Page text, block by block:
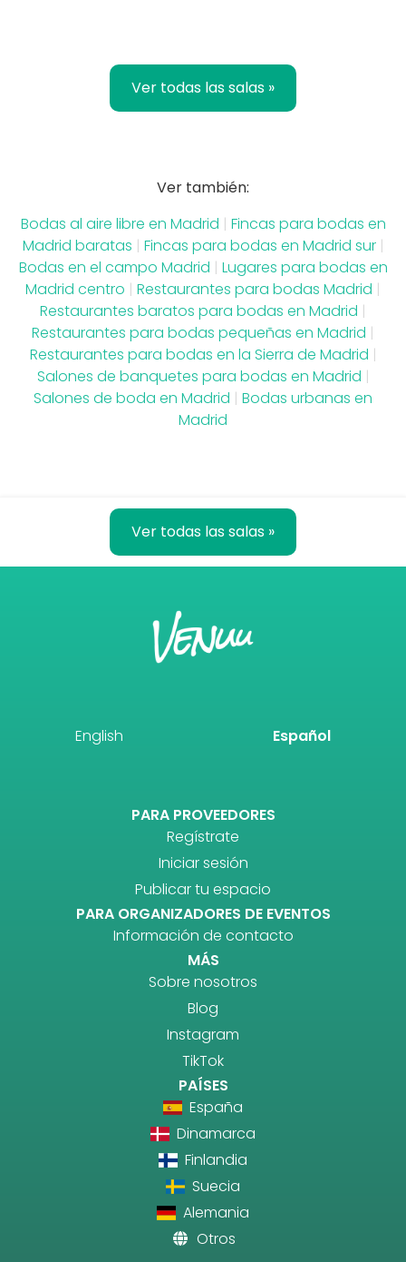
Ver todas las salas »
Ver también:
Bodas al aire libre en Madrid | Fincas para bodas en
Madrid baratas | Fincas para bodas en Madrid sur |
Bodas en el campo Madrid | Lugares para bodas en
Madrid centro | Restaurantes para bodas Madrid |
Restaurantes baratos para bodas en Madrid |
Restaurantes para bodas pequeñas en Madrid |
Restaurantes para bodas en la Sierra de Madrid |
Salones de banquetes para bodas en Madrid |
Salones de boda en Madrid | Bodas urbanas en
Madrid
Ver todas las salas »
English Español
PARA PROVEEDORES
Regístrate
Iniciar sesión
Publicar tu espacio
PARA ORGANIZADORES DE EVENTOS
Información de contacto
MÁS
Sobre nosotros
Blog
Instagram
TikTok
PAÍSES
España
Dinamarca
Finlandia
Suecia
Alemania
Otros